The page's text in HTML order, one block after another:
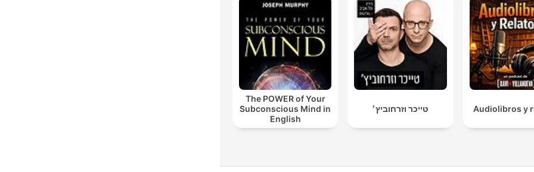
The POWER of Your
Subconscious Mind in
English
טייכר וזרחוביץ׳ Audiolibros y